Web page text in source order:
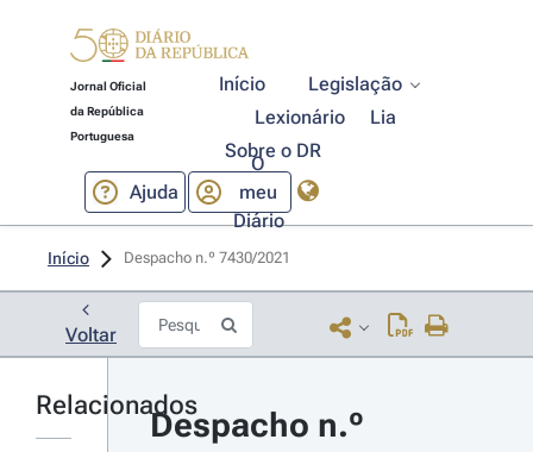
Jornal Oficial
da República
Portuguesa
Início
Legislação
Lexionário
Lia
Sobre o DR
Ajuda
O
meu
Diário
Início Despacho n.º 7430/2021
Voltar
Relacionados
Despacho n.º